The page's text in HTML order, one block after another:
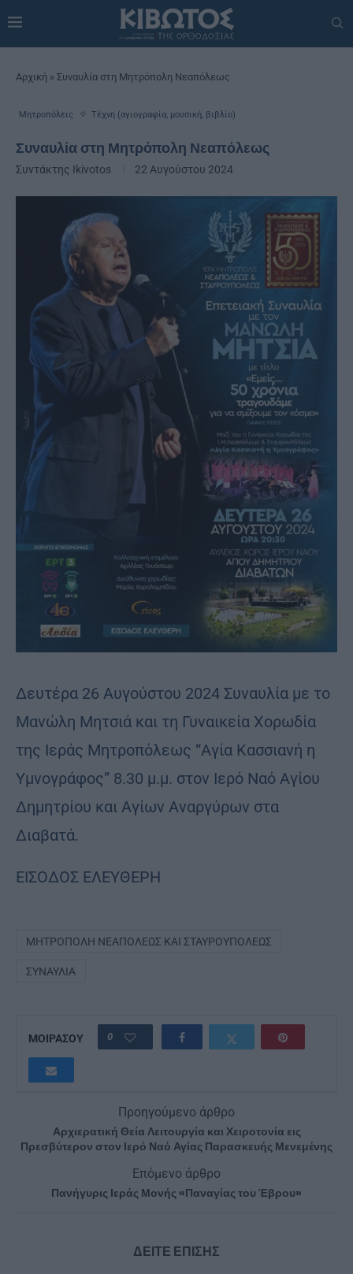
Αρχική » Συναυλία στη Μητρόπολη Νεαπόλεως
Μητροπόλεις Τέχνη (αγιογραφία, μουσική, βιβλίο)
Συναυλία στη Μητρόπολη Νεαπόλεως
Συντάκτης Ikivotos 22 Αυγούστου 2024
Δευτέρα 26 Αυγούστου 2024 Συναυλία με το
Μανώλη Μητσιά και τη Γυναικεία Χορωδία
της Ιεράς Μητροπόλεως “Αγία Κασσιανή η
Υμνογράφος” 8.30 μ.μ. στον Ιερό Ναό Αγίου
Δημητρίου και Αγίων Αναργύρων στα
Διαβατά.
ΕΙΣΟΔΟΣ ΕΛΕΥΘΕΡΗ
ΜΗΤΡΌΠΟΛΗ ΝΕΑΠΌΛΕΩΣ ΚΑΙ ΣΤΑΥΡΟΥΠΌΛΕΩΣ
ΣΥΝΑΥΛΊΑ
ΜΟΙΡΑΣΟΥ 0
Προηγούμενο άρθρο
Αρχιερατική Θεία Λειτουργία και Χειροτονία εις
Πρεσβύτερον στον Ιερό Ναό Αγίας Παρασκευής Μενεμένης
Επόμενο άρθρο
Πανήγυρις Ιεράς Μονής «Παναγίας του Έβρου»
ΔΕΙΤΕ ΕΠΙΣΗΣ